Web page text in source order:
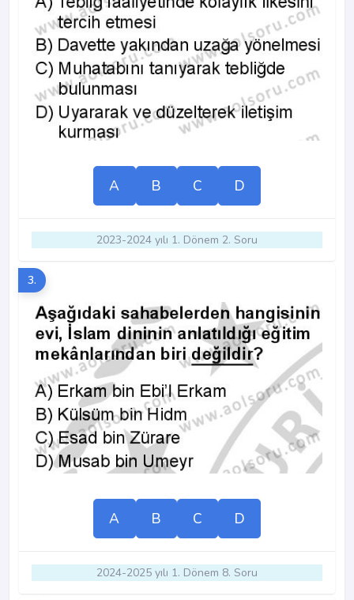
A B C D
2023-2024 yılı 1. Dönem 2. Soru
3.
A B C D
2024-2025 yılı 1. Dönem 8. Soru